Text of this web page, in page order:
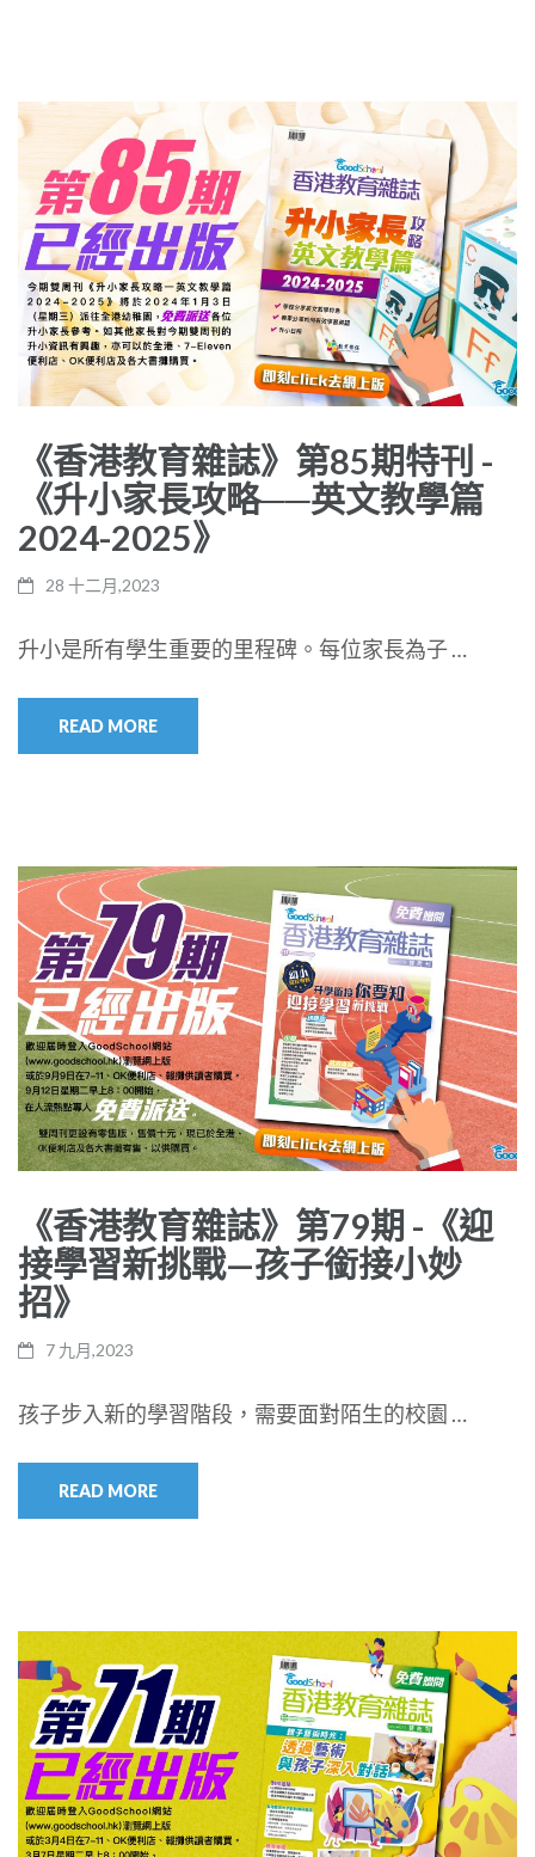
《香港教育雜誌》第85期特刊 -
《升小家長攻略──英文教學篇
2024-2025》
28 十二月,2023
升小是所有學生重要的里程碑。每位家長為子 …
READ MORE
《香港教育雜誌》第79期 -《迎
接學習新挑戰—孩子銜接小妙
招》
7 九月,2023
孩子步入新的學習階段，需要面對陌生的校園 …
READ MORE